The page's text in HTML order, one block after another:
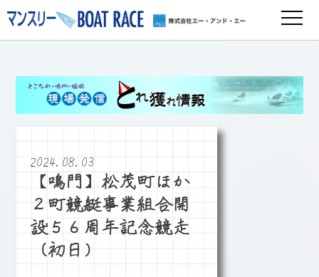
2024.08.03
【鳴門】松茂町ほか
２町競艇事業組合開
設５６周年記念競走
（初日）